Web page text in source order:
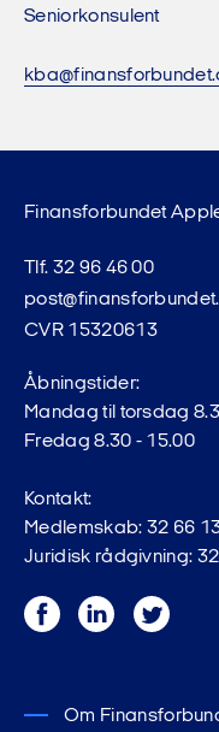
Seniorkonsulent
Finansforbundet
Tlf. 32 96 46 00
CVR 15320613
Åbningstider:
Mandag til torsdag
Fredag 8.30 - 15.00
Kontakt:
Medlemskab: 32 66
Juridisk rådgivning:
FacebookLinkedInTwitter
Om